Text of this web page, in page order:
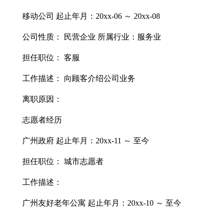
移动公司 起止年月：20xx-06 ～ 20xx-08
公司性质： 民营企业 所属行业：服务业
担任职位： 客服
工作描述： 向顾客介绍公司业务
离职原因：
志愿者经历
广州政府 起止年月：20xx-11 ～ 至今
担任职位： 城市志愿者
工作描述：
广州友好老年公寓 起止年月：20xx-10 ～ 至今